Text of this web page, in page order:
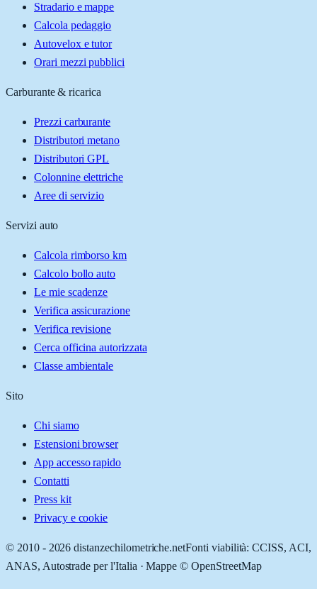
Stradario e mappe
Calcola pedaggio
Autovelox e tutor
Orari mezzi pubblici
Carburante & ricarica
Prezzi carburante
Distributori metano
Distributori GPL
Colonnine elettriche
Aree di servizio
Servizi auto
Calcola rimborso km
Calcolo bollo auto
Le mie scadenze
Verifica assicurazione
Verifica revisione
Cerca officina autorizzata
Classe ambientale
Sito
Chi siamo
Estensioni browser
App accesso rapido
Contatti
Press kit
Privacy e cookie
© 2010 - 2026 distanzechilometriche.netFonti viabilità: CCISS, ACI,
ANAS, Autostrade per l'Italia · Mappe © OpenStreetMap